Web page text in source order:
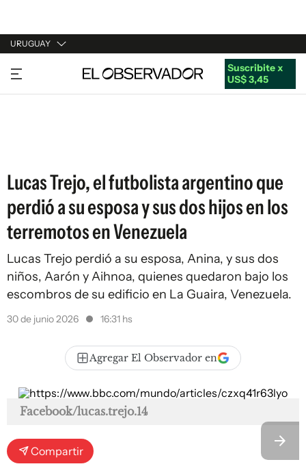
URUGUAY
URUGUAY
ARGENTINA
Suscribite x
US$ 3,45
Lucas Trejo, el futbolista argentino que
perdió a su esposa y sus dos hijos en los
terremotos en Venezuela
Lucas Trejo perdió a su esposa, Anina, y sus dos
niños, Aarón y Aihnoa, quienes quedaron bajo los
escombros de su edificio en La Guaira, Venezuela.
30 de junio 2026 16:31 hs
Agregar El Observador en
Facebook/lucas.trejo.14
Compartir